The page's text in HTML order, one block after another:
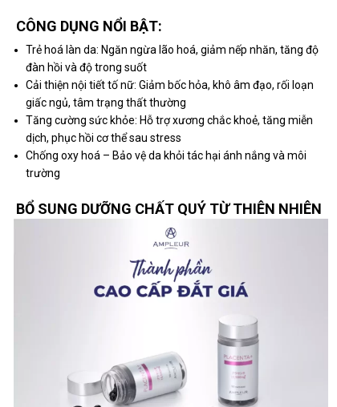
CÔNG DỤNG NỔI BẬT:
Trẻ hoá làn da: Ngăn ngừa lão hoá, giảm nếp nhăn, tăng độ
đàn hồi và độ trong suốt
Cải thiện nội tiết tố nữ: Giảm bốc hỏa, khô âm đạo, rối loạn
giấc ngủ, tâm trạng thất thường
Tăng cường sức khỏe: Hỗ trợ xương chắc khoẻ, tăng miễn
dịch, phục hồi cơ thể sau stress
Chống oxy hoá – Bảo vệ da khỏi tác hại ánh nắng và môi
trường
BỔ SUNG DƯỠNG CHẤT QUÝ TỪ THIÊN NHIÊN